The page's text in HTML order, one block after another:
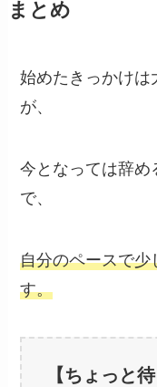
まとめ
始めたきっかけ
が、
今となっては辞
で、
自分のペースで
す。
【ちょっと